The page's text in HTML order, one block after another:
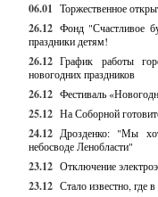
06.01 Торжественное
26.12 Фонд "Счастливое
праздники детям!
26.12 График работы
новогодних праздников
26.12 Фестиваль
25.12 На Соборной
24.12 Дрозденко: "Мы
небосводе Ленобласти"
23.12 Отключение
23.12 Стало известно, где